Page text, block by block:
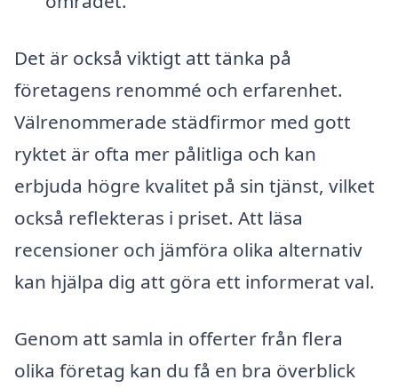
Det är också viktigt att tänka på
företagens renommé och erfarenhet.
Välrenommerade städfirmor med gott
ryktet är ofta mer pålitliga och kan
erbjuda högre kvalitet på sin tjänst, vilket
också reflekteras i priset. Att läsa
recensioner och jämföra olika alternativ
kan hjälpa dig att göra ett informerat val.
Genom att samla in offerter från flera
olika företag kan du få en bra överblick